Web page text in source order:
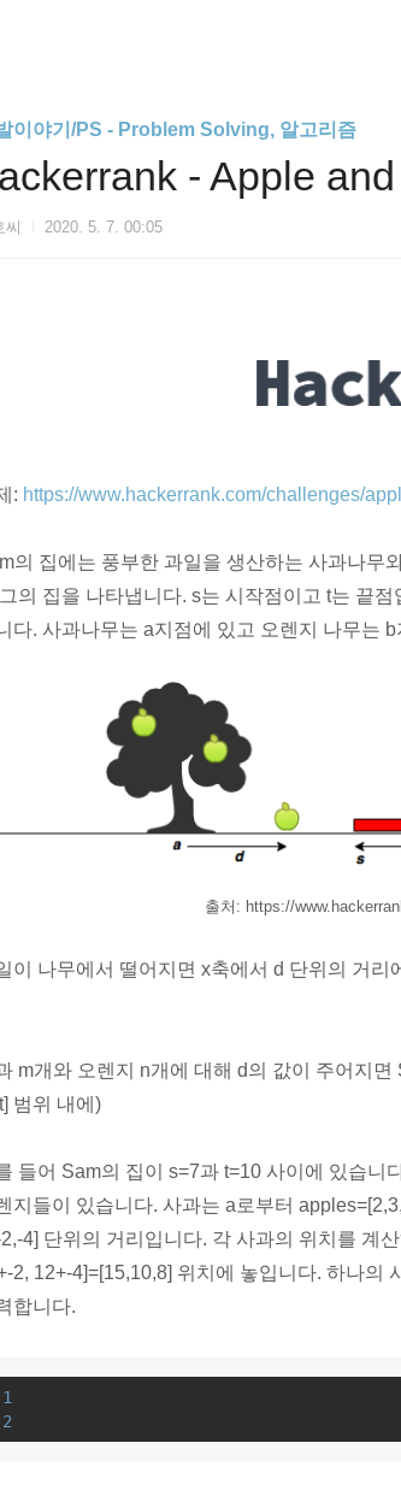
이야기/PS - Problem Solving, 알고리즘
- Apple
2020. 5. 7. 00:05
: https://www.hackerrank.com/challenges/
의 집에는 풍부한 과일을 생산하는 사과나무
의 집을 나타냅니다. s는 시작점이고 t는 끝
다. 사과나무는 a지점에 있고 오렌지 나무는
출처: https://
이 나무에서 떨어지면 x축에서 d 단위의 거리
m개와 오렌지 n개에 대해 d의 값이 주어지
범위 내에)
들어 Sam의 집이 s=7과 t=10 사이에 있습니
지들이 있습니다. 사과는 a로부터
4] 단위의 거리입니다. 각 사과의 위치를 계
2, 12+-4]=[15,10,8] 위치에 놓입니다. 하나의
합니다.
1
2